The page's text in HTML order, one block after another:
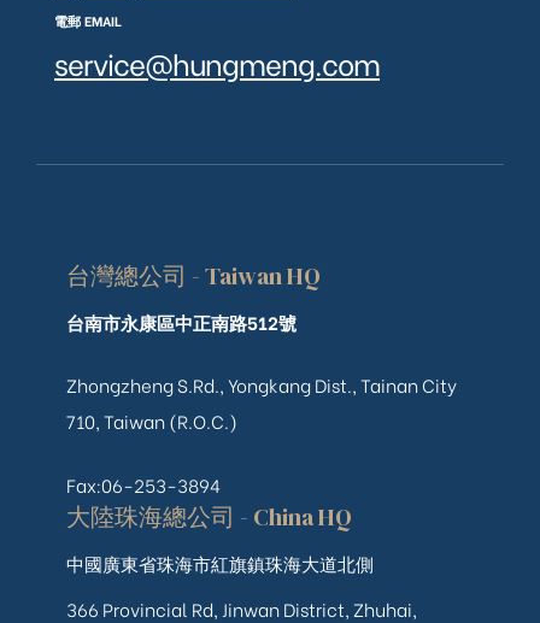
電郵 EMAIL
service@hungmeng.com
台灣總公司 - Taiwan HQ
台南市永康區中正南路512號
Zhongzheng S.Rd., Yongkang Dist., Tainan City
710, Taiwan (R.O.C.)
Fax:06-253-3894
大陸珠海總公司 - China HQ
中國廣東省珠海市紅旗鎮珠海大道北側
366 Provincial Rd, Jinwan District, Zhuhai,